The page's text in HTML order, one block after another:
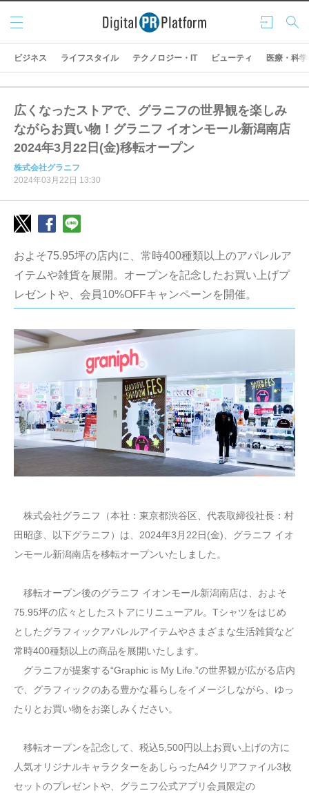
ログ
イン
検索
メニ
ュー
ビジネス ライフスタイル テクノロジー・IT ビューティ 医療・科学
広くなったストアで、グラニフの世界観を楽しみ
ながらお買い物！グラニフ イオンモール新潟南店
2024年3月22日(金)移転オープン
株式会社グラニフ
2024年03月22日 13:30
およそ75.95坪の店内に、常時400種類以上のアパレルア
イテムや雑貨を展開。オープンを記念したお買い上げプ
レゼントや、会員10%OFFキャンペーンを開催。
株式会社グラニフ（本社：東京都渋谷区、代表取締役社長：村
田昭彦、以下グラニフ）は、2024年3月22日(金)、グラニフ イオ
ンモール新潟南店を移転オープンいたしました。
移転オープン後のグラニフ イオンモール新潟南店は、およそ
75.95坪の広々としたストアにリニューアル。Tシャツをはじめ
としたグラフィックアパレルアイテムやさまざまな生活雑貨など
常時400種類以上の商品を展開いたします。
グラニフが提案する“Graphic is My Life.”の世界観が広がる店内
で、グラフィックのある豊かな暮らしをイメージしながら、ゆっ
たりとお買い物をお楽しみください。
移転オープンを記念して、税込5,500円以上お買い上げの方に
人気オリジナルキャラクターをあしらったA4クリアファイル3枚
セットのプレゼントや、グラニフ公式アプリ会員限定の